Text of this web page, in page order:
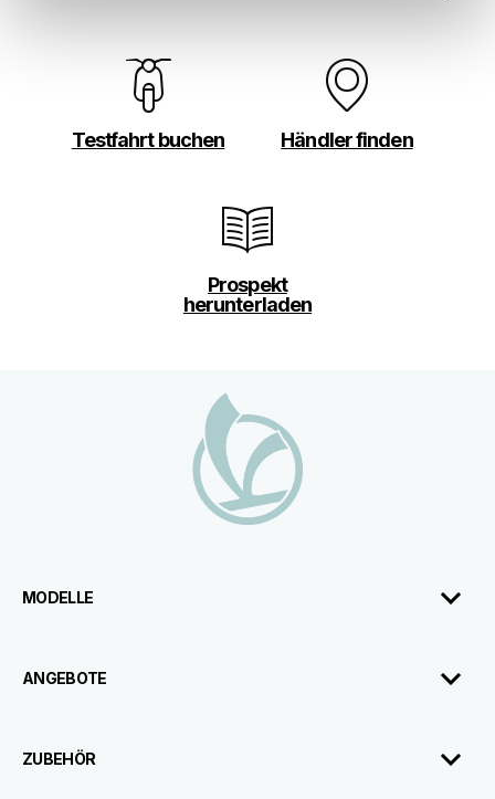
Testfahrt buchen Händler finden
Prospekt
herunterladen
MODELLE
ANGEBOTE
ZUBEHÖR